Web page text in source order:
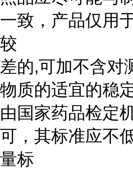
一致，产品仅用
较
差的,可加不含对
物质的适宜的稳
由国家药品检定
可，其标准应不
量标